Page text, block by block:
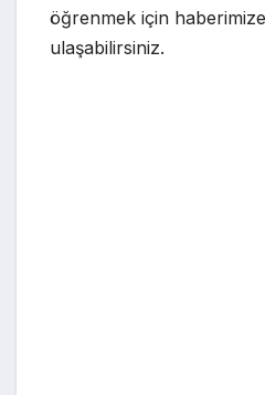
öğrenmek için
ulaşabilirsiniz.